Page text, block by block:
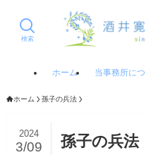
検索
ホーム 当事務所に
ホーム 孫子の兵法
孫子の兵法
2024
3/09